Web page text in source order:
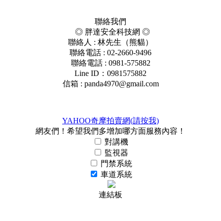
聯絡我們
◎ 胖達安全科技網 ◎
聯絡人 : 林先生（熊貓）
聯絡電話 : 02-2660-9496
聯絡電話 : 0981-575882
Line ID：0981575882
信箱 : panda4970@gmail.com
YAHOO奇摩拍賣網(請按我)
網友們！希望我們多增加哪方面服務內容！
對講機
監視器
門禁系統
車道系統
連結板